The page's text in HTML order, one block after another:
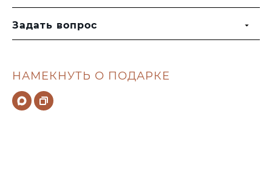
НАМЕКНУТЬ О ПОДАРКЕ
Задать вопрос